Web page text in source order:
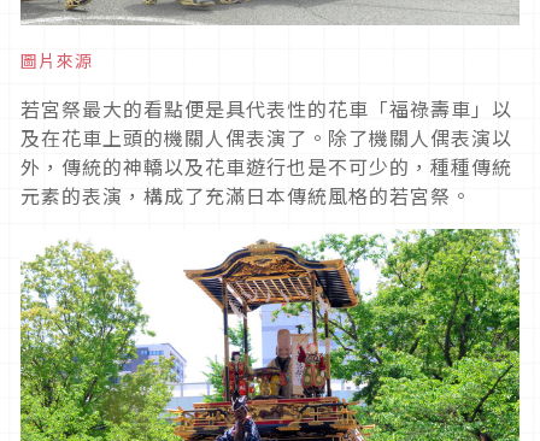
圖片來源
若宮祭最大的看點便是具代表性的花車「福祿壽車」以
及在花車上頭的機關人偶表演了。除了機關人偶表演以
外，傳統的神轎以及花車遊行也是不可少的，種種傳統
元素的表演，構成了充滿日本傳統風格的若宮祭。